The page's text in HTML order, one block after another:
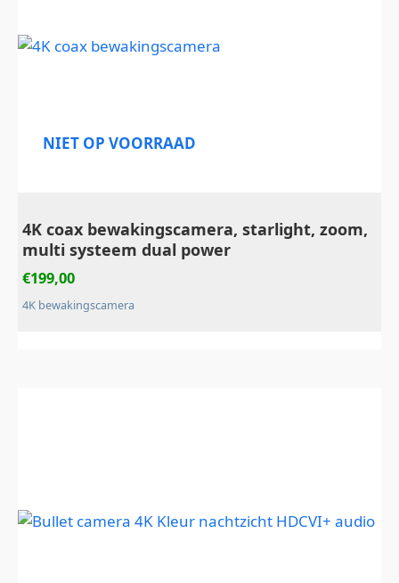
NIET OP VOORRAAD
4K coax bewakingscamera, starlight, zoom,
multi systeem dual power
€199,00
4K bewakingscamera